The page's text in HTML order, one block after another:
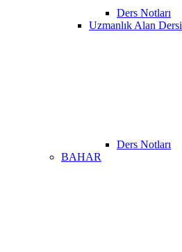
Ders Notları
Uzmanlık Alan Dersi
Ders Notları
BAHAR